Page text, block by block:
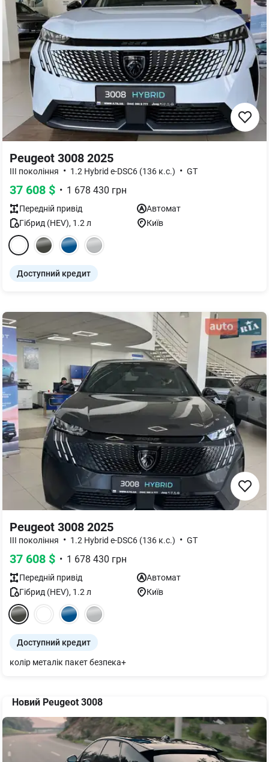
Peugeot 3008 2025
III покоління • 1.2 Hybrid e-DSC6 (136 к.с.) • GT
37 608 $ • 1 678 430 грн
Передній привід
Автомат
Гібрид (HEV), 1.2 л Київ
Доступний кредит
Peugeot 3008 2025
III покоління • 1.2 Hybrid e-DSC6 (136 к.с.) • GT
37 608 $ • 1 678 430 грн
Передній привід
Автомат
Гібрид (HEV), 1.2 л Київ
Доступний кредит
колір металік пакет безпека+
Новий Peugeot 3008